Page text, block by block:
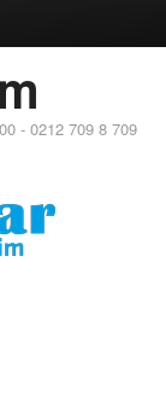
- 0212 709 8 709